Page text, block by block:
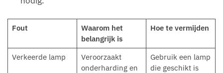
Fout
Waarom het
belangrijk is
Hoe te vermijden
Verkeerde lamp
Veroorzaakt
onderharding en
Gebruik een lamp
die geschikt is